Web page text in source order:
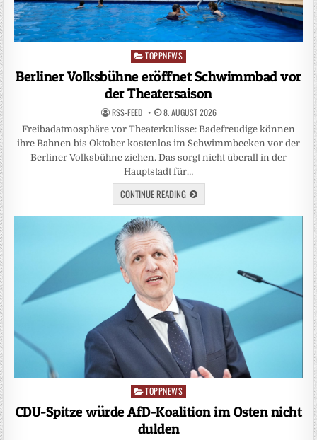
Posted
TOPPNEWS
Berliner Volksbühne eröffnet Schwimmbad vor
der Theatersaison
RSS-FEED 8. AUGUST 2026
Freibadatmosphäre vor Theaterkulisse: Badefreudige können
ihre Bahnen bis Oktober kostenlos im Schwimmbecken vor der
Berliner Volksbühne ziehen. Das sorgt nicht überall in der
Hauptstadt für…
CONTINUE READING
Posted
in
TOPPNEWS
CDU-Spitze würde AfD-Koalition im Osten nicht
dulden